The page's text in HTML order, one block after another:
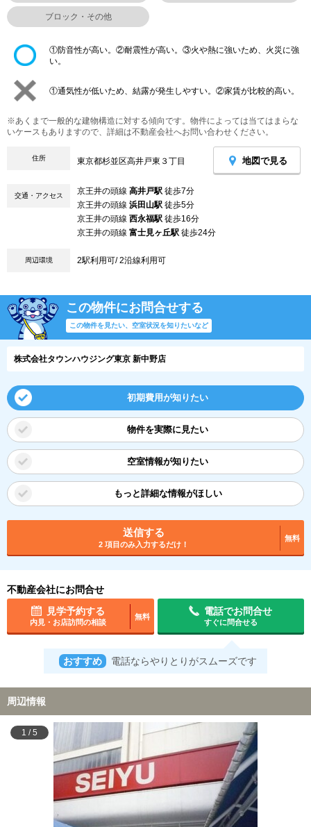
ブロック・その他
①防音性が高い。②耐震性が高い。③火や熱に強いため、火災に強
い。
①通気性が低いため、結露が発生しやすい。②家賃が比較的高い。
※あくまで一般的な建物構造に対する傾向です。物件によっては当てはまらな
いケースもありますので、詳細は不動産会社へお問い合わせください。
住所 東京都杉並区高井戸東３丁目 地図で見る
交通・アクセス 京王井の頭線 高井戸駅 徒歩7分
京王井の頭線 浜田山駅 徒歩5分
京王井の頭線 西永福駅 徒歩16分
京王井の頭線 富士見ヶ丘駅 徒歩24分
周辺環境 2駅利用可/ 2沿線利用可
この物件にお問合せする
この物件を見たい、空室状況を知りたいなど
株式会社タウンハウジング東京 新中野店
初期費用が知りたい
物件を実際に見たい
空室情報が知りたい
もっと詳細な情報がほしい
送信する
2 項目のみ入力するだけ！
無料
不動産会社にお問合せ
見学予約する
内見・お店訪問の相談
無料
電話でお問合せ
すぐに問合せる
おすすめ 電話ならやりとりがスムーズです
周辺情報
1 / 5